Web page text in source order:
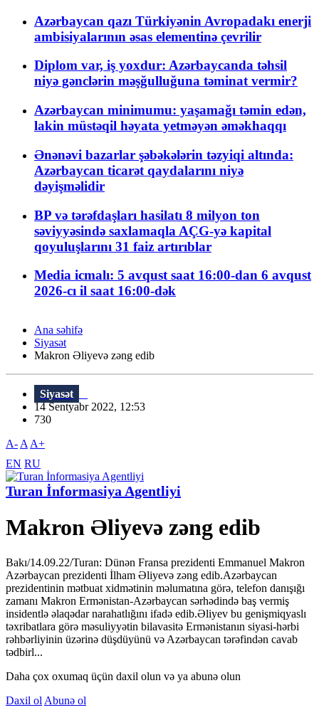
Azərbaycan qazı Türkiyənin Avropadakı enerji
ambisiyalarının əsas elementinə çevrilir
Diplom var, iş yoxdur: Azərbaycanda təhsil
niyə gənclərin məşğulluğuna təminat vermir?
Azərbaycan minimumu: yaşamağı təmin edən,
lakin müstəqil həyata yetməyən əməkhaqqı
Ənənəvi bazarlar şəbəkələrin təzyiqi altında:
Azərbaycan ticarət qaydalarını niyə
dəyişməlidir
BP və tərəfdaşları hasilatı 8 milyon ton
səviyyəsində saxlamaqla AÇG-yə kapital
qoyuluşlarını 31 faiz artırıblar
Media icmalı: 5 avqust saat 16:00-dan 6 avqust
2026-cı il saat 16:00-dək
Ana səhifə
Siyasət
Makron Əliyevə zəng edib
Siyasət
14 Sentyabr 2022, 12:53
730
A- A A+
EN RU
Turan İnformasiya Agentliyi
Makron Əliyevə zəng edib
Bakı/14.09.22/Turan: Dünən Fransa prezidenti Emmanuel Makron
Azərbaycan prezidenti İlham Əliyevə zəng edib.Azərbaycan
prezidentinin mətbuat xidmətinin məlumatına görə, telefon danışığı
zamanı Makron Ermənistan-Azərbaycan sərhədində baş vermiş
insidentlə əlaqədar narahatlığını ifadə edib.Əliyev bu genişmiqyaslı
təxribatlara görə məsuliyyətin bilavasitə Ermənistanın siyasi-hərbi
rəhbərliyinin üzərinə düşdüyünü və Azərbaycan tərəfindən cavab
tədbirl...
Daha çox oxumaq üçün daxil olun və ya abunə olun
Daxil ol Abunə ol